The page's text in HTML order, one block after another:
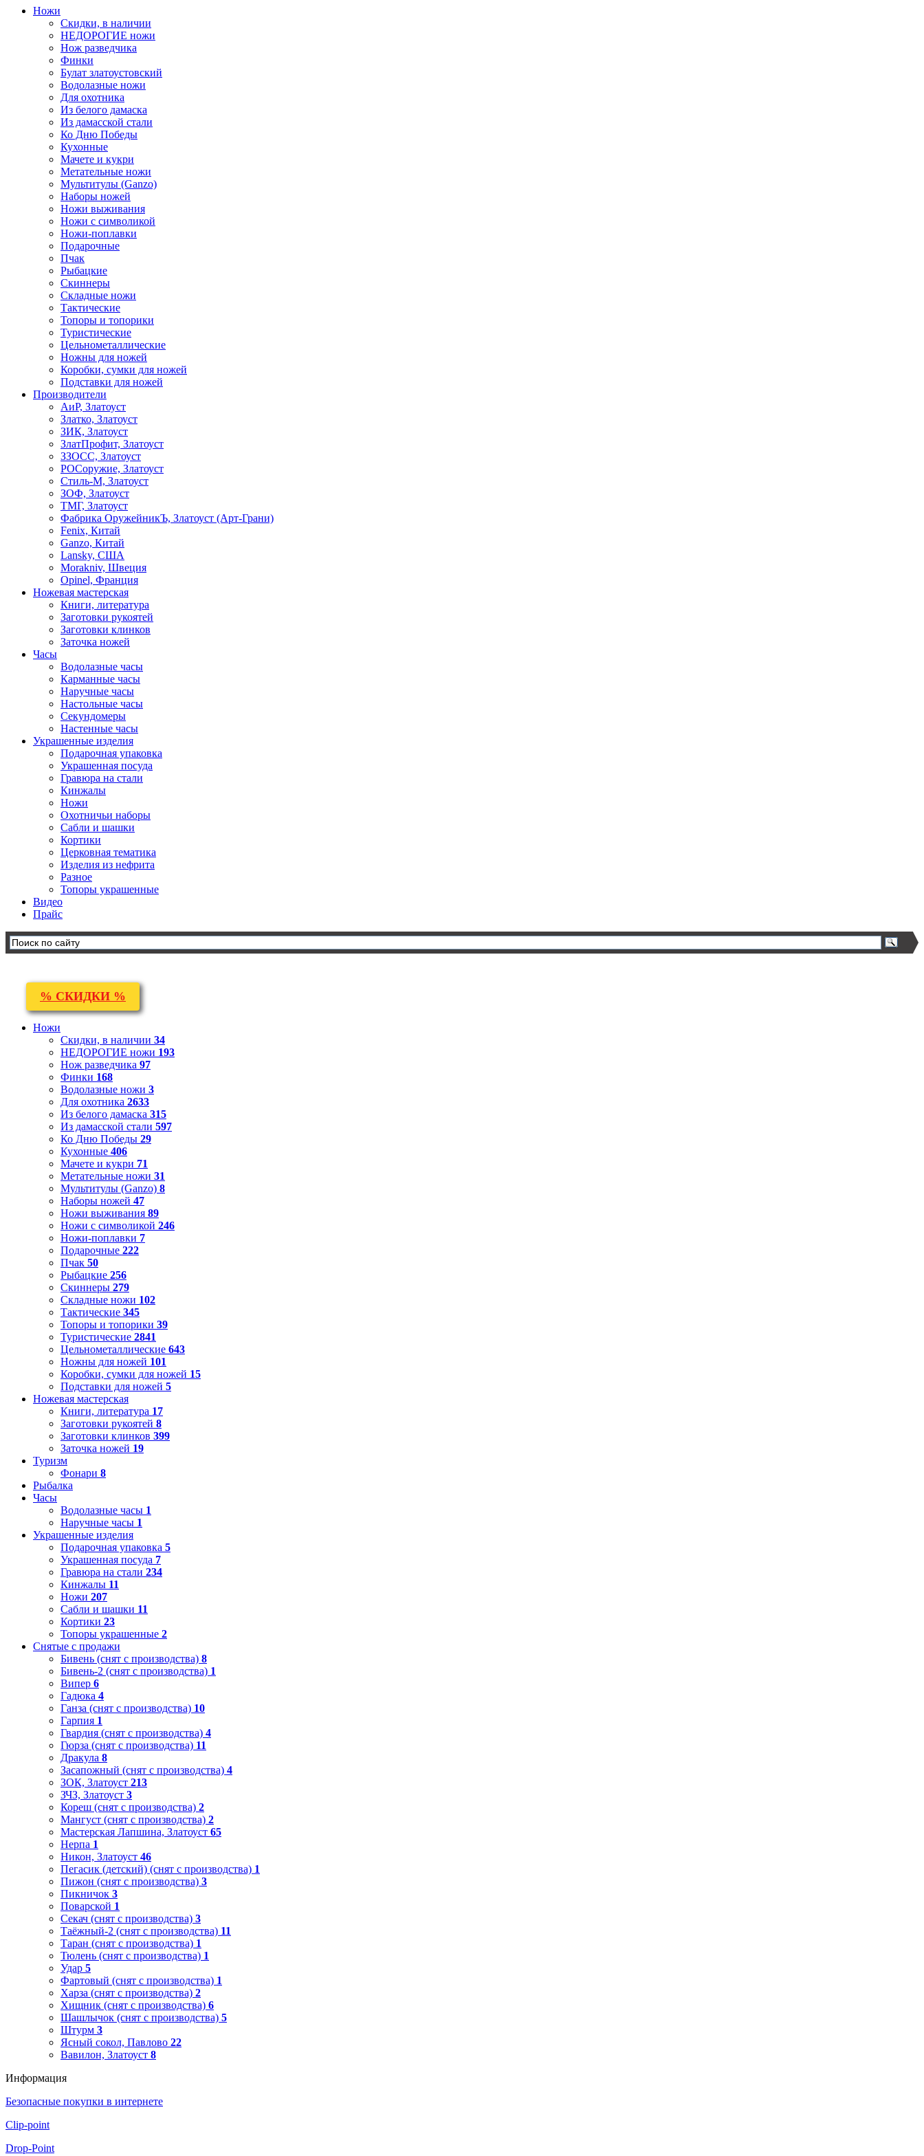
Ножи
Скидки, в наличии
НЕДОРОГИЕ ножи
Нож разведчика
Финки
Булат златоустовский
Водолазные ножи
Для охотника
Из белого дамаска
Из дамасской стали
Ко Дню Победы
Кухонные
Мачете и кукри
Метательные ножи
Мультитулы (Ganzo)
Наборы ножей
Ножи выживания
Ножи с символикой
Ножи-поплавки
Подарочные
Пчак
Рыбацкие
Скиннеры
Складные ножи
Тактические
Топоры и топорики
Туристические
Цельнометаллические
Ножны для ножей
Коробки, сумки для ножей
Подставки для ножей
Производители
АиР, Златоуст
Златко, Златоуст
ЗИК, Златоуст
ЗлатПрофит, Златоуст
ЗЗОСС, Златоуст
РОСоружие, Златоуст
Стиль-М, Златоуст
ЗОФ, Златоуст
ТМГ, Златоуст
Фабрика ОружейникЪ, Златоуст (Арт-Грани)
Fenix, Китай
Ganzo, Китай
Lansky, США
Morakniv, Швеция
Opinel, Франция
Ножевая мастерская
Книги, литература
Заготовки рукоятей
Заготовки клинков
Заточка ножей
Часы
Водолазные часы
Карманные часы
Наручные часы
Настольные часы
Секундомеры
Настенные часы
Украшенные изделия
Подарочная упаковка
Украшенная посуда
Гравюра на стали
Кинжалы
Ножи
Охотничьи наборы
Сабли и шашки
Кортики
Церковная тематика
Изделия из нефрита
Разное
Топоры украшенные
Видео
Прайс
% СКИДКИ %
Ножи
Скидки, в наличии 34
НЕДОРОГИЕ ножи 193
Нож разведчика 97
Финки 168
Водолазные ножи 3
Для охотника 2633
Из белого дамаска 315
Из дамасской стали 597
Ко Дню Победы 29
Кухонные 406
Мачете и кукри 71
Метательные ножи 31
Мультитулы (Ganzo) 8
Наборы ножей 47
Ножи выживания 89
Ножи с символикой 246
Ножи-поплавки 7
Подарочные 222
Пчак 50
Рыбацкие 256
Скиннеры 279
Складные ножи 102
Тактические 345
Топоры и топорики 39
Туристические 2841
Цельнометаллические 643
Ножны для ножей 101
Коробки, сумки для ножей 15
Подставки для ножей 5
Ножевая мастерская
Книги, литература 17
Заготовки рукоятей 8
Заготовки клинков 399
Заточка ножей 19
Туризм
Фонари 8
Рыбалка
Часы
Водолазные часы 1
Наручные часы 1
Украшенные изделия
Подарочная упаковка 5
Украшенная посуда 7
Гравюра на стали 234
Кинжалы 11
Ножи 207
Сабли и шашки 11
Кортики 23
Топоры украшенные 2
Снятые с продажи
Бивень (снят с производства) 8
Бивень-2 (снят с производства) 1
Випер 6
Гадюка 4
Ганза (снят с производства) 10
Гарпия 1
Гвардия (снят с производства) 4
Гюрза (снят с производства) 11
Дракула 8
Засапожный (снят с производства) 4
ЗОК, Златоуст 213
ЗЧЗ, Златоуст 3
Кореш (снят с производства) 2
Мангуст (снят с производства) 2
Мастерская Лапшина, Златоуст 65
Нерпа 1
Никон, Златоуст 46
Пегасик (детский) (снят с производства) 1
Пижон (снят с производства) 3
Пикничок 3
Поварской 1
Секач (снят с производства) 3
Таёжный-2 (снят с производства) 11
Таран (снят с производства) 1
Тюлень (снят с производства) 1
Удар 5
Фартовый (снят с производства) 1
Харза (снят с производства) 2
Хищник (снят с производства) 6
Шашлычок (снят с производства) 5
Штурм 3
Ясный сокол, Павлово 22
Вавилон, Златоуст 8
Информация
Безопасные покупки в интернете
Clip-point
Drop-Point